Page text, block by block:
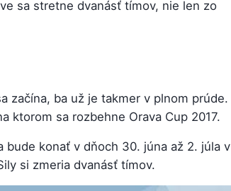
sa stretne dvanásť tímov, nie len zo
začína, ba už je takmer v plnom prúde.
ktorom sa rozbehne Orava Cup 2017.
bude konať v dňoch 30. júna až 2. júla v
si zmeria dvanásť tímov.